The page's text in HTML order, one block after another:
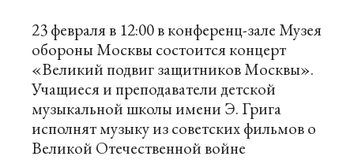
23 февраля в 12:00 в конференц-зале Музея
обороны Москвы состоится концерт
«Великий подвиг защитников Москвы».
Учащиеся и преподаватели детской
музыкальной школы имени Э. Грига
исполнят музыку из советских фильмов о
Великой Отечественной войне